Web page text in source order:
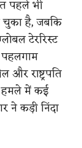
पहले भी
चुका है, जबकि
टेररिस्ट
राष्ट्रपति
हमले में कई
ने कड़ी निंदा